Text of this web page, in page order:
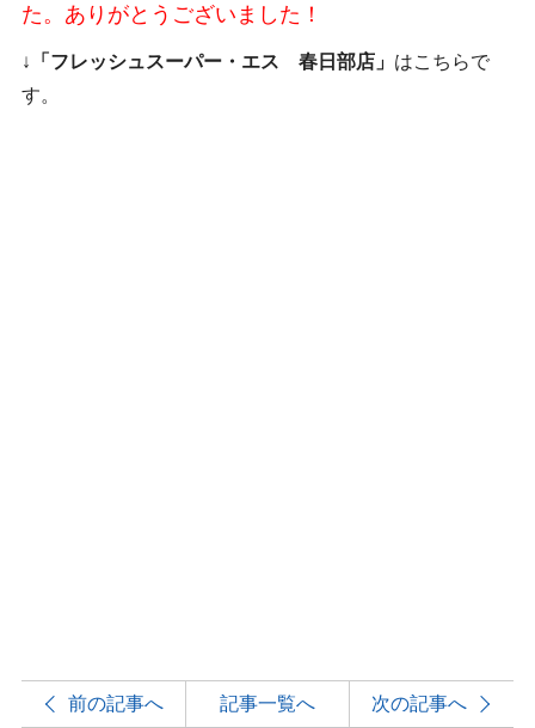
た。ありがとうございました！
↓ 「フレッシュスーパー・エス 春日部店」 はこちらで
す。
前の記事へ 記事一覧へ 次の記事へ